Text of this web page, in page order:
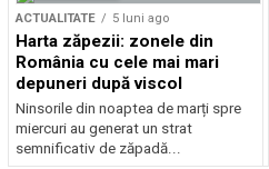
ACTUALITATE 5 luni ago
Harta zăpezii: zonele din
România cu cele mai mari
depuneri după viscol
Ninsorile din noaptea de marți spre
miercuri au generat un strat
semnificativ de zăpadă...